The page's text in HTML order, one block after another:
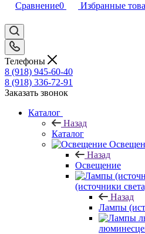
Сравнение0 Избранные
Телефоны
8 (918) 945-60-40
8 (918) 336-72-91
Заказать звонок
Каталог
Назад
Каталог
Назад
Освещение
(источники
Назад
Лампы